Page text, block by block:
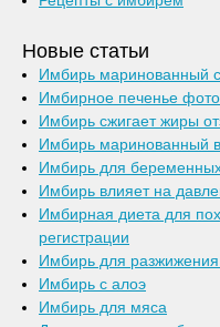
Новые статьи
Имбирь маринованный
Имбирное печенье фото
Имбирь сжигает жиры
Имбирь маринованный
Имбирь для
Имбирь влияет на
Имбирная диета для
регистрации
Имбирь для разжижения
Имбирь с алоэ
Имбирь для мяса